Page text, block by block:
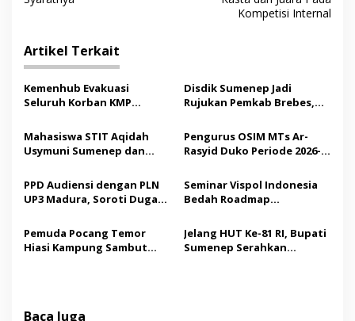
i
a
s
i
o
Kompetisi Internal
Artikel Terkait
Kemenhub Evakuasi
Seluruh Korban KMP
Operator Diaudit
Disdik Sumenep Jadi
Rujukan Pemkab Brebes,
Pendidikan Berbasis
Budaya
Mahasiswa STIT Aqidah
Usymuni Sumenep dan
Jenazah WNI Asal Aceh di
Malaysia
Pengurus OSIM MTs Ar-
Rasyid Duko Periode 2026-
PPD Audiensi dengan PLN
UP3 Madura, Soroti Dugaan
Listrik Desa di Sumenep
Seminar Vispol Indonesia
Bedah Roadmap
Pendidikan dan Hilirisasi
Jadi Kunci
Pemuda Pocang Temor
Hiasi Kampung Sambut
Jelang HUT Ke-81 RI, Bupati
Sumenep Serahkan
Baca Juga